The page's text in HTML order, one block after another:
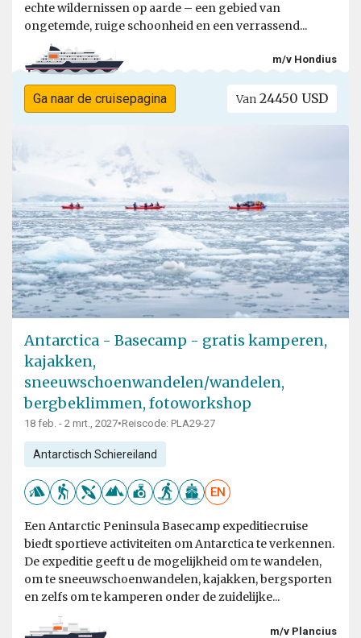
echte wildernissen op aarde – een gebied van
ongetemde, ruige schoonheid en een verrassend...
m/v Hondius
Ga naar de cruisepagina Van 24450 USD
Antarctica - Basecamp - gratis kamperen,
kajakken,
sneeuwschoenwandelen/wandelen,
bergbeklimmen, fotoworkshop
18 feb. - 2 mrt., 2027•Reiscode: PLA29-27
Antarctisch Schiereiland
EN
Een Antarctic Peninsula Basecamp expeditiecruise
biedt sportieve activiteiten om Antarctica te verkennen.
De expeditie geeft u de mogelijkheid om te wandelen,
om te sneeuwschoenwandelen, kajakken, bergsporten
en zelfs om te kamperen onder de zuidelijke...
m/v Plancius